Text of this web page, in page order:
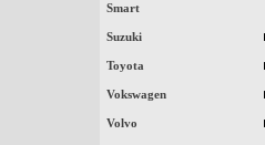
Smart
Suzuki
Toyota
Vokswagen
Volvo